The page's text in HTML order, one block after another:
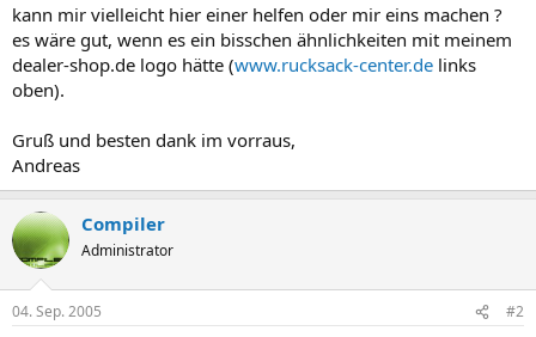
kann mir vielleicht hier einer helfen oder mir eins machen ?
es wäre gut, wenn es ein bisschen ähnlichkeiten mit meinem
dealer-shop.de logo hätte (www.rucksack-center.de links
oben).
Gruß und besten dank im vorraus,
Andreas
Compiler
Administrator
04. Sep. 2005 #2